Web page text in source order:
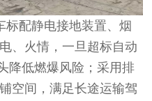
标配静电接地装置、烟
、火情，一旦超标自动
降低燃爆风险；采用排
空间，满足长途运输驾